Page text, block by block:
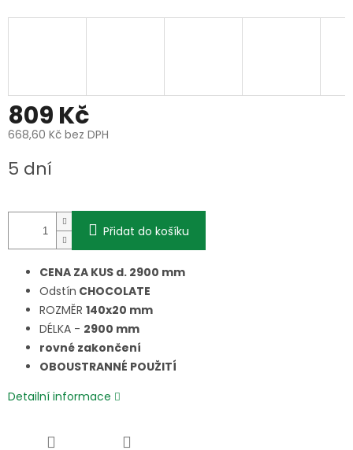
809 Kč
668,60 Kč bez DPH
cena:
5 dní
Přidat do košíku
CENA ZA KUS d. 2900 mm
Odstín CHOCOLATE
ROZMĚR 140x20 mm
DÉLKA - 2900 mm
rovné zakončení
OBOUSTRANNÉ POUŽITÍ
Detailní informace